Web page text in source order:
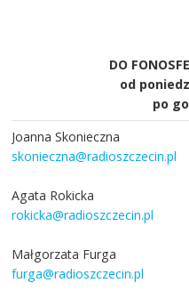
DO
od
po
Joanna Skonieczna
skonieczna@radioszczecin.pl
Agata Rokicka
rokicka@radioszczecin.pl
Małgorzata Furga
furga@radioszczecin.pl